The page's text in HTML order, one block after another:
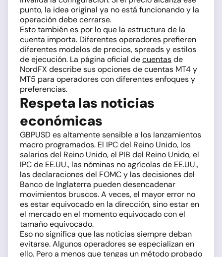
punto, la idea original ya no está funcionando y la
operación debe cerrarse.
Esto también es por lo que la estructura de la
cuenta importa. Diferentes operadores prefieren
diferentes modelos de precios, spreads y estilos
de ejecución. La página oficial decuentasde
NordFX describe sus opciones de cuentas MT4 y
MT5 para operadores con diferentes enfoques y
preferencias.
Respeta las noticias
económicas
GBPUSD es altamente sensible a los lanzamientos
macro programados. El IPC del Reino Unido, los
salarios del Reino Unido, el PIB del Reino Unido, el
IPC de EE.UU., las nóminas no agrícolas de EE.UU.,
las declaraciones del FOMC y las decisiones del
Banco de Inglaterra pueden desencadenar
movimientos bruscos. A veces, el mayor error no
es estar equivocado en la dirección, sino estar en
el mercado en el momento equivocado con el
tamaño equivocado.
Eso no significa que las noticias siempre deban
evitarse. Algunos operadores se especializan en
ello. Pero a menos que tengas un método probado